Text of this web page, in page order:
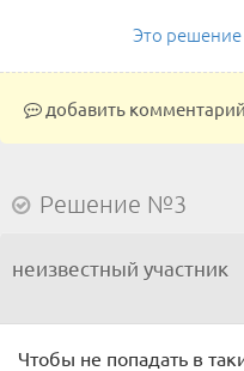
Это
добавить комментарий
Решение №3
неизвестный участник
Чтобы не попадать в